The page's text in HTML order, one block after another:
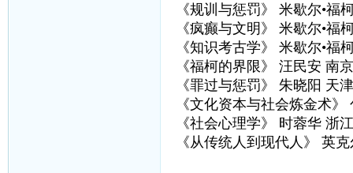
《规训与惩罚》 米歇尔•福
《疯癫与文明》 米歇尔•福
《知识考古学》 米歇尔•福
《福柯的界限》 汪民安 南
《罪过与惩罚》 朱晓阳 天
《文化资本与社会炼金术
《社会心理学》 时蓉华 浙
《从传统人到现代人》 英